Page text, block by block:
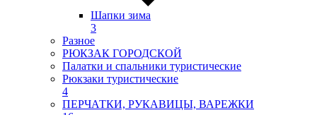
Шапки зима
3
Разное
РЮКЗАК ГОРОДСКОЙ
Палатки и спальники туристические
Рюкзаки туристические
4
ПЕРЧАТКИ, РУКАВИЦЫ, ВАРЕЖКИ